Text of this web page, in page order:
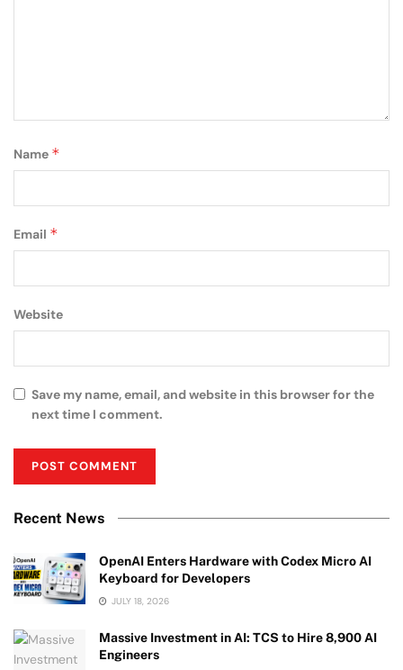
Name *
Email *
Website
Save my name, email, and website in this browser for the
next time I comment.
Recent News
OpenAI Enters Hardware with Codex Micro AI
Keyboard for Developers
JULY 18, 2026
Massive Investment in AI: TCS to Hire 8,900 AI
Engineers